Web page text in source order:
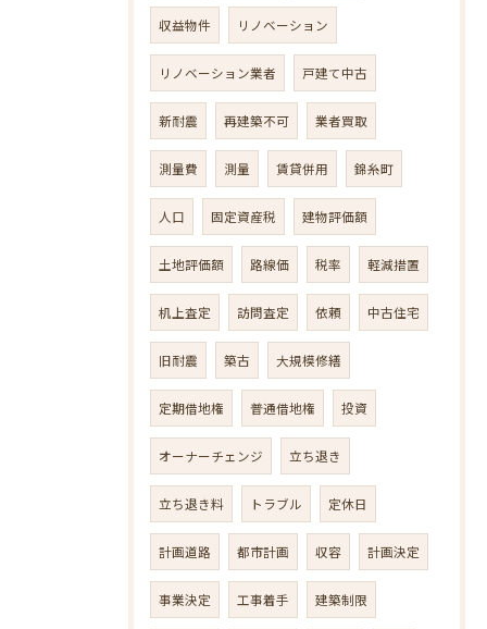
収益物件 リノベーション
リノベーション業者 戸建て中古
新耐震 再建築不可 業者買取
測量費 測量 賃貸併用 錦糸町
人口 固定資産税 建物評価額
土地評価額 路線価 税率 軽減措置
机上査定 訪問査定 依頼 中古住宅
旧耐震 築古 大規模修繕
定期借地権 普通借地権 投資
オーナーチェンジ 立ち退き
立ち退き料 トラブル 定休日
計画道路 都市計画 収容 計画決定
事業決定 工事着手 建築制限